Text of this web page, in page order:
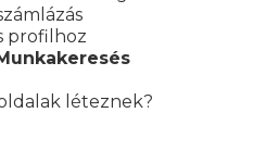
profilhoz
léteznek?